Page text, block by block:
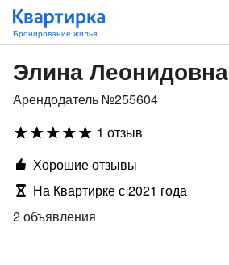
Элина Леонидовна
Арендодатель №255604
1 отзыв
Хорошие отзывы
На Квартирке с 2021 года
2 объявления